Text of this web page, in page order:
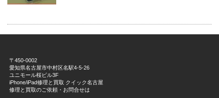
〒450-0002
愛知県名古屋市中村区名駅4-5-26
ユニモール桜ビル3F
iPhone/iPad修理と買取 クイック名古屋
修理と買取のご依頼・お問合せは